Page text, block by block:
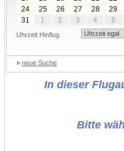
24
25 26 27 28 29
31
1 2 3 4 5
Uhrzeit Hinflug
» neue Suche
In dieser
Bitte